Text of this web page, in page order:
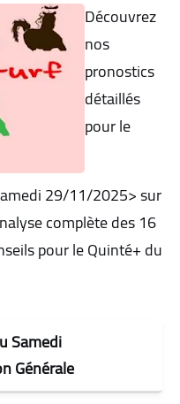
Découvrez
nos
pronostics
détaillés
pour le
29/11/2025> sur
complète des 16
pour le Quinté+ du
Samedi
Générale